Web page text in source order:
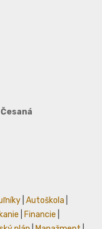
Autoškola
Financie